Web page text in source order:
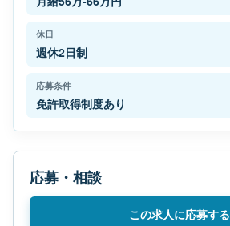
休日
週休2日制
応募条件
免許取得制度あり
応募・相談
この求人に応募する